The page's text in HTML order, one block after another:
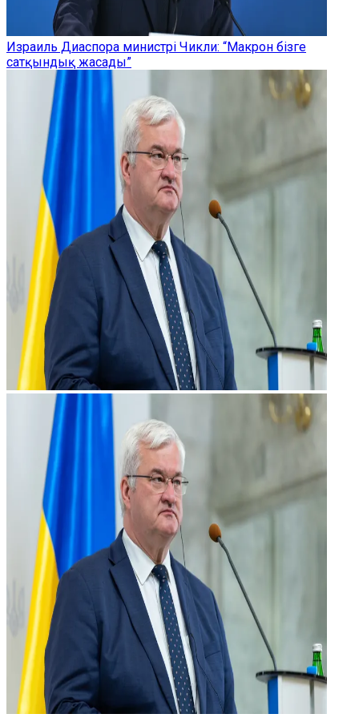
Израиль Диаспора министрі Чикли: “Макрон бізге
сатқындық жасады”